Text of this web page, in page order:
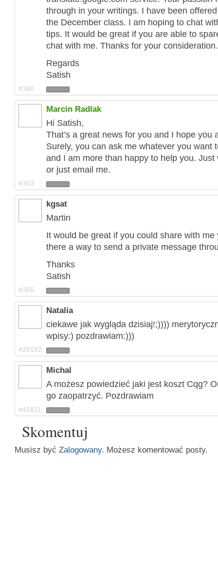
through in your writings. I have been
the December class. I am hoping to chat
tips. It would be great if you are able to
chat with me. Thanks for your consideration.
Regards
Satish
#360
Marcin Radlak
Hi Satish,
That’s a great news for you and I hope
Surely, you can ask me whatever you want
and I am more than happy to help you.
or just email me.
#363
kgsat
Martin
It would be great if you could share with
there a way to send a private message
Thanks
Satish
#365
Natalia
ciekawe jak wygląda dzisiaj!;))))
wpisy:) pozdrawiam:)))
#29192
Michal
A możesz powiedzieć jaki jest koszt Cqg?
go zaopatrzyć. Pozdrawiam
#41811
Skomentuj
Musisz być Zalogowany. Możesz komentować posty.